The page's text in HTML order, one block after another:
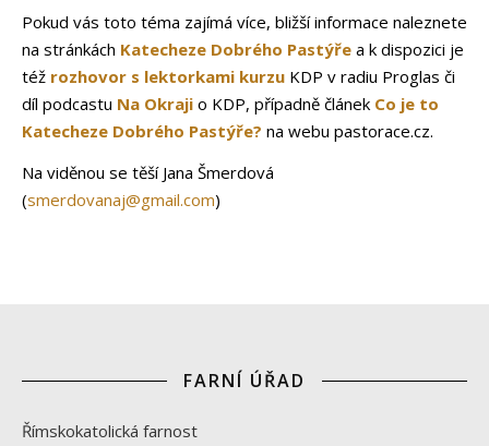
Pokud vás toto téma zajímá více, bližší informace naleznete
na stránkách Katecheze Dobrého Pastýře a k dispozici je
též rozhovor s lektorkami kurzu KDP v radiu Proglas či
díl podcastu Na Okraji o KDP, případně článek Co je to
Katecheze Dobrého Pastýře? na webu pastorace.cz.
Na viděnou se těší Jana Šmerdová
(smerdovanaj@gmail.com)
FARNÍ ÚŘAD
Římskokatolická farnost